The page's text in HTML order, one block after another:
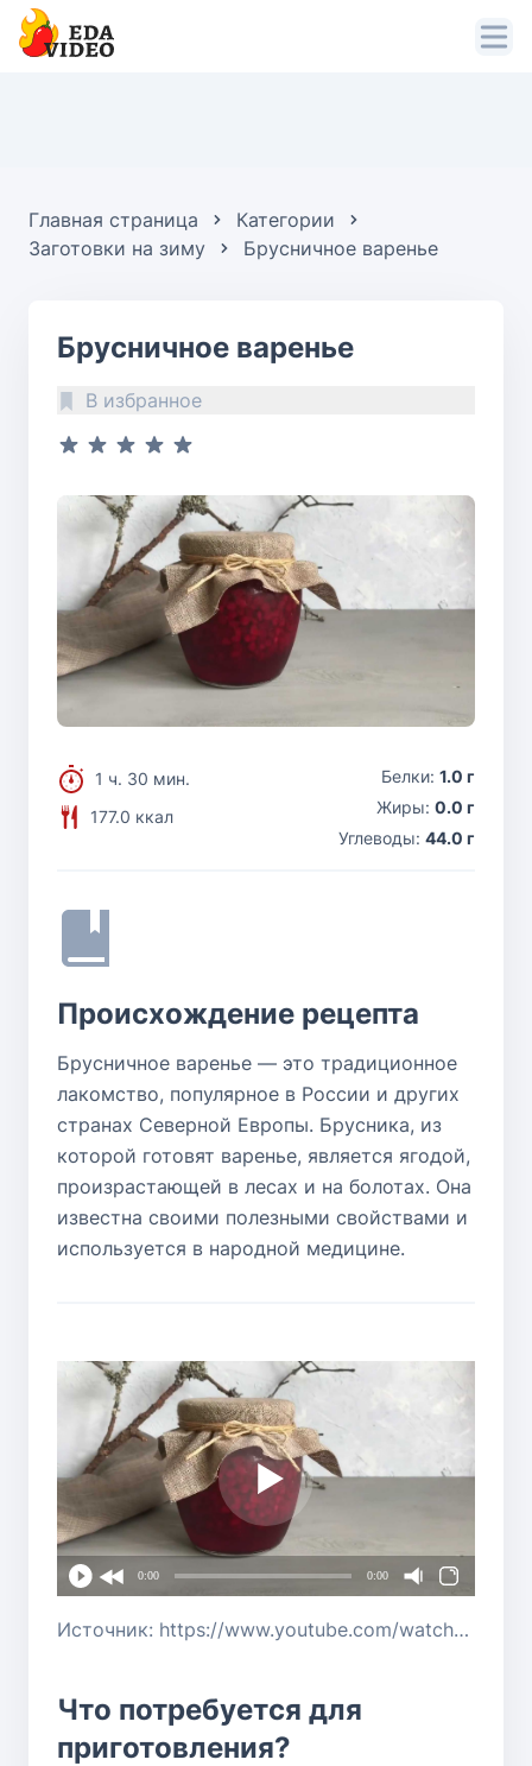
Главная страница
Категории
Заготовки на зиму
Брусничное варенье
Брусничное варенье
В избранное
1 ч. 30 мин.
177.0 ккал
Белки: 1.0 г
Жиры: 0.0 г
Углеводы: 44.0 г
Происхождение рецепта
Брусничное варенье — это традиционное
лакомство, популярное в России и других
странах Северной Европы. Брусника, из
которой готовят варенье, является ягодой,
произрастающей в лесах и на болотах. Она
известна своими полезными свойствами и
используется в народной медицине.
0:00 0:00
Источник: https://www.youtube.com/watch?v=m7wiZr4wYw4
Что потребуется для
приготовления?